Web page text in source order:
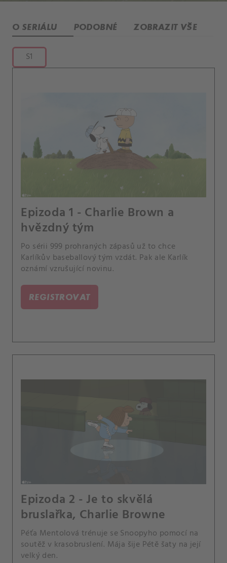
O SERIÁLU PODOBNÉ ZOBRAZIT VŠE
S1
Epizoda 1 - Charlie Brown a
hvězdný tým
Po sérii 999 prohraných zápasů už to chce
Karlíkův baseballový tým vzdát. Pak ale Karlík
oznámí vzrušující novinu.
REGISTROVAT
Epizoda 2 - Je to skvělá
bruslařka, Charlie Browne
Péťa Mentolová trénuje se Snoopyho pomocí na
soutěž v krasobruslení. Mája šije Pétě šaty na její
velký den.